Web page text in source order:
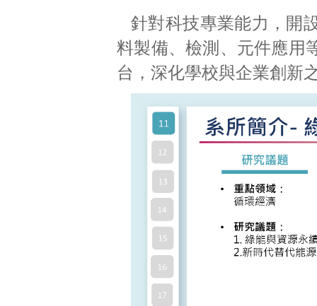
針對科技專業能力，開
料製備、檢測、元件應用
台，深化學校與企業創新